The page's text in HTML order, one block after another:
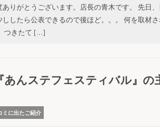
ありがとうございます。店長の青木です。 先日
ししたら公表できるので後ほど。。。 何を取材
つきたて […]
あんステフェスティバル』
ミに出たご紹介